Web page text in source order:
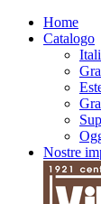
Home
Catalogo
Nostre